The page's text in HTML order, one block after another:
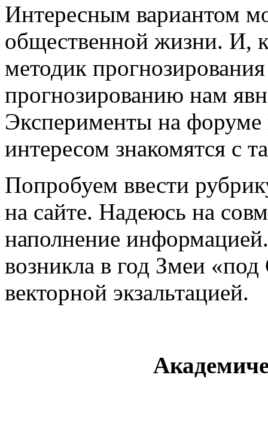
Интересным вариантом
общественной жизни. И,
методик
прогнозированию нам
Эксперименты на форуме
интересом знакомятся с
Попробуем ввести
на сайте. Надеюсь на
наполнение
возникла в год Змеи
векторной экзальтацией.